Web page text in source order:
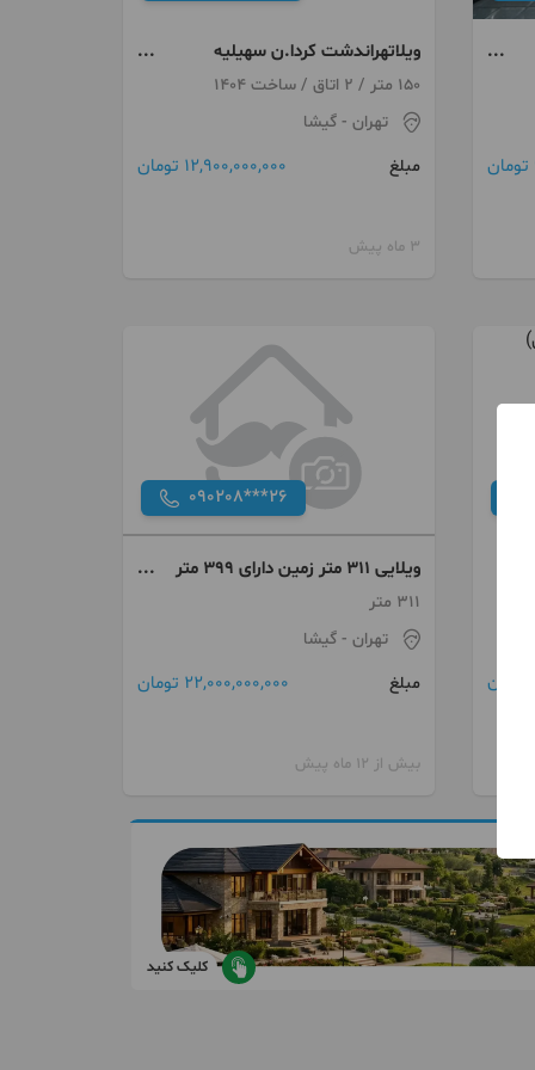
ویلاتهراندشت کردا.ن سهیلیه
مراکشی قیمت عالی ببنید*
150 متر / 2 اتاق / ساخت 1404
تهران - گیشا
مبلغ
12,900,000,000 تومان
3 ماه پیش
090208***26
ویلایی 311 متر زمین دارای 399 متر
بنا در گیشا اکازیون
311 متر
تهران - گیشا
مبلغ
22,000,000,000 تومان
بیش از 12 ماه پیش
کلیک کنید